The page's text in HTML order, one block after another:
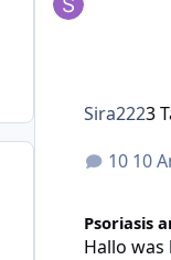
10
Sira2223
Psoriasis
Hallo was